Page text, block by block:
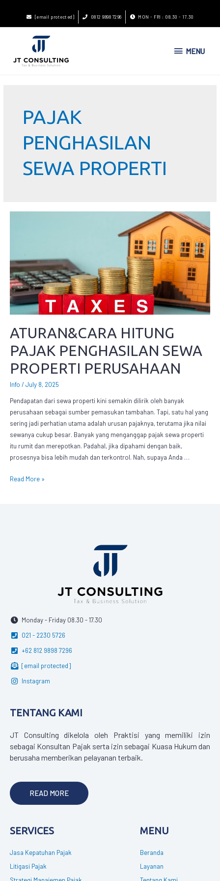
[email protected] 0812 9898 7296 MON - FRI : 08.30 - 17.30
MENU
PAJAK
PENGHASILAN
SEWA PROPERTI
ATURAN&CARA HITUNG
PAJAK PENGHASILAN SEWA
PROPERTI PERUSAHAAN
Info /July 8, 2025
Pendapatan dari sewa properti kini semakin dilirik oleh banyak
perusahaan sebagai sumber pemasukan tambahan. Tapi, satu hal yang
sering jadi perhatian utama adalah urusan pajaknya, terutama jika nilai
sewanya cukup besar. Banyak yang menganggap pajak sewa properti
itu rumit dan merepotkan. Padahal, jika dipahami dengan baik,
prosesnya bisa lebih mudah dan terkontrol. Nah, supaya Anda …
Read More »
Monday - Friday 08.30 - 17.30
021 - 2230 5726
+62 812 9898 7296
[email protected]
Instagram
TENTANG KAMI
JT Consulting dikelola oleh Praktisi yang memiliki izin
sebagai Konsultan Pajak serta izin sebagai Kuasa Hukum dan
berusaha memberikan pelayanan terbaik.
READ MORE
SERVICES
Jasa Kepatuhan Pajak
Litigasi Pajak
MENU
Beranda
Layanan